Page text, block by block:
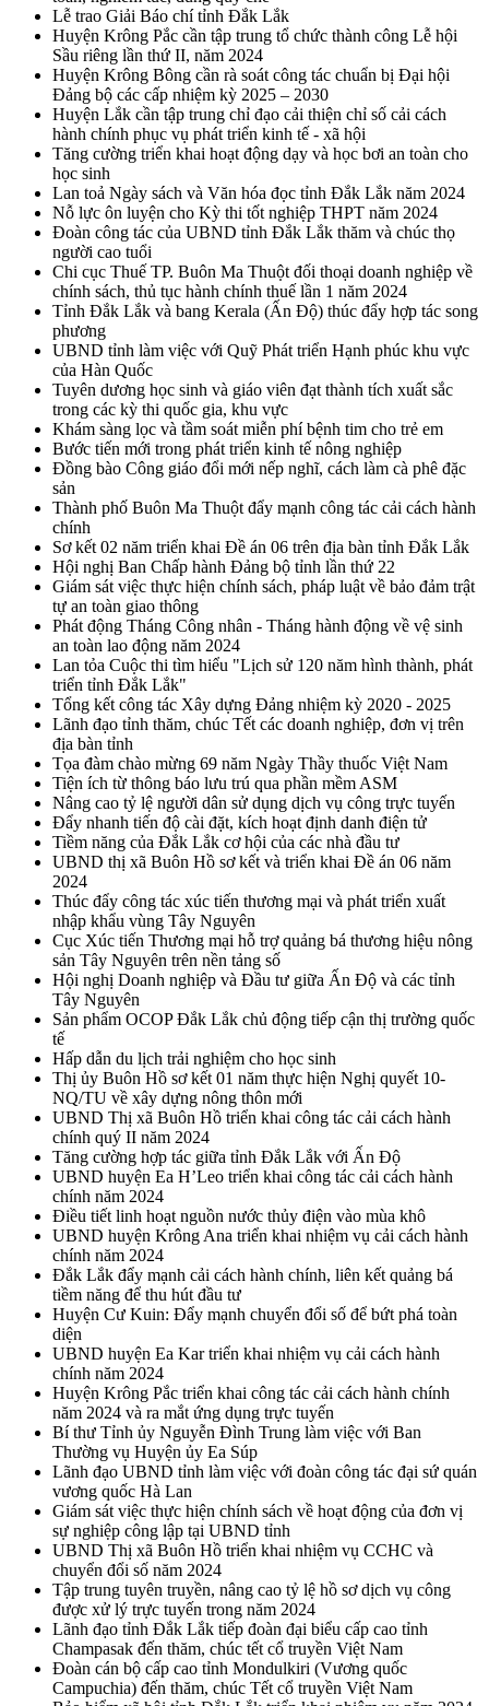
Lễ trao Giải Báo chí tỉnh Đắk Lắk
Huyện Krông Pắc cần tập trung tổ chức thành công Lễ hội
Sầu riêng lần thứ II, năm 2024
Huyện Krông Bông cần rà soát công tác chuẩn bị Đại hội
Đảng bộ các cấp nhiệm kỳ 2025 – 2030
Huyện Lắk cần tập trung chỉ đạo cải thiện chỉ số cải cách
hành chính phục vụ phát triển kinh tế - xã hội
Tăng cường triển khai hoạt động dạy và học bơi an toàn cho
học sinh
Lan toả Ngày sách và Văn hóa đọc tỉnh Đắk Lắk năm 2024
Nỗ lực ôn luyện cho Kỳ thi tốt nghiệp THPT năm 2024
Đoàn công tác của UBND tỉnh Đắk Lắk thăm và chúc thọ
người cao tuổi
Chi cục Thuế TP. Buôn Ma Thuột đối thoại doanh nghiệp về
chính sách, thủ tục hành chính thuế lần 1 năm 2024
Tỉnh Đắk Lắk và bang Kerala (Ấn Độ) thúc đẩy hợp tác song
phương
UBND tỉnh làm việc với Quỹ Phát triển Hạnh phúc khu vực
của Hàn Quốc
Tuyên dương học sinh và giáo viên đạt thành tích xuất sắc
trong các kỳ thi quốc gia, khu vực
Khám sàng lọc và tầm soát miễn phí bệnh tim cho trẻ em
Bước tiến mới trong phát triển kinh tế nông nghiệp
Đồng bào Công giáo đổi mới nếp nghĩ, cách làm cà phê đặc
sản
Thành phố Buôn Ma Thuột đẩy mạnh công tác cải cách hành
chính
Sơ kết 02 năm triển khai Đề án 06 trên địa bàn tỉnh Đắk Lắk
Hội nghị Ban Chấp hành Đảng bộ tỉnh lần thứ 22
Giám sát việc thực hiện chính sách, pháp luật về bảo đảm trật
tự an toàn giao thông
Phát động Tháng Công nhân - Tháng hành động về vệ sinh
an toàn lao động năm 2024
Lan tỏa Cuộc thi tìm hiểu "Lịch sử 120 năm hình thành, phát
triển tỉnh Đắk Lắk"
Tổng kết công tác Xây dựng Đảng nhiệm kỳ 2020 - 2025
Lãnh đạo tỉnh thăm, chúc Tết các doanh nghiệp, đơn vị trên
địa bàn tỉnh
Tọa đàm chào mừng 69 năm Ngày Thầy thuốc Việt Nam
Tiện ích từ thông báo lưu trú qua phần mềm ASM
Nâng cao tỷ lệ người dân sử dụng dịch vụ công trực tuyến
Đẩy nhanh tiến độ cài đặt, kích hoạt định danh điện tử
Tiềm năng của Đắk Lắk cơ hội của các nhà đầu tư
UBND thị xã Buôn Hồ sơ kết và triển khai Đề án 06 năm
2024
Thúc đẩy công tác xúc tiến thương mại và phát triển xuất
nhập khẩu vùng Tây Nguyên
Cục Xúc tiến Thương mại hỗ trợ quảng bá thương hiệu nông
sản Tây Nguyên trên nền tảng số
Hội nghị Doanh nghiệp và Đầu tư giữa Ấn Độ và các tỉnh
Tây Nguyên
Sản phẩm OCOP Đắk Lắk chủ động tiếp cận thị trường quốc
tế
Hấp dẫn du lịch trải nghiệm cho học sinh
Thị ủy Buôn Hồ sơ kết 01 năm thực hiện Nghị quyết 10-
NQ/TU về xây dựng nông thôn mới
UBND Thị xã Buôn Hồ triển khai công tác cải cách hành
chính quý II năm 2024
Tăng cường hợp tác giữa tỉnh Đắk Lắk với Ấn Độ
UBND huyện Ea H’Leo triển khai công tác cải cách hành
chính năm 2024
Điều tiết linh hoạt nguồn nước thủy điện vào mùa khô
UBND huyện Krông Ana triển khai nhiệm vụ cải cách hành
chính năm 2024
Đắk Lắk đẩy mạnh cải cách hành chính, liên kết quảng bá
tiềm năng để thu hút đầu tư
Huyện Cư Kuin: Đẩy mạnh chuyển đổi số để bứt phá toàn
diện
UBND huyện Ea Kar triển khai nhiệm vụ cải cách hành
chính năm 2024
Huyện Krông Pắc triển khai công tác cải cách hành chính
năm 2024 và ra mắt ứng dụng trực tuyến
Bí thư Tỉnh ủy Nguyễn Đình Trung làm việc với Ban
Thường vụ Huyện ủy Ea Súp
Lãnh đạo UBND tỉnh làm việc với đoàn công tác đại sứ quán
vương quốc Hà Lan
Giám sát việc thực hiện chính sách về hoạt động của đơn vị
sự nghiệp công lập tại UBND tỉnh
UBND Thị xã Buôn Hồ triển khai nhiệm vụ CCHC và
chuyển đổi số năm 2024
Tập trung tuyên truyền, nâng cao tỷ lệ hồ sơ dịch vụ công
được xử lý trực tuyến trong năm 2024
Lãnh đạo tỉnh Đắk Lắk tiếp đoàn đại biểu cấp cao tỉnh
Champasak đến thăm, chúc tết cổ truyền Việt Nam
Đoàn cán bộ cấp cao tỉnh Mondulkiri (Vương quốc
Campuchia) đến thăm, chúc Tết cổ truyền Việt Nam